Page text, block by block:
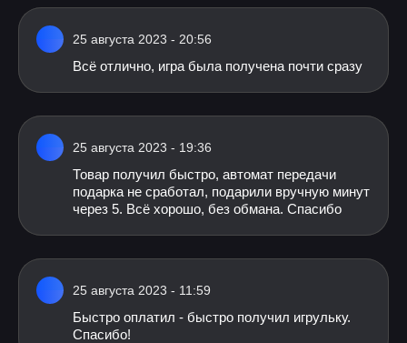
25 августа 2023 - 20:56
Всё отлично, игра была получена почти сразу
25 августа 2023 - 19:36
Товар получил быстро, автомат передачи
подарка не сработал, подарили вручную минут
через 5. Всё хорошо, без обмана. Спасибо
25 августа 2023 - 11:59
Быстро оплатил - быстро получил игрульку.
Спасибо!